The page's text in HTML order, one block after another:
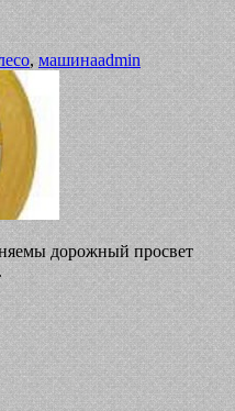
,машинаadmin
дорожный просвет